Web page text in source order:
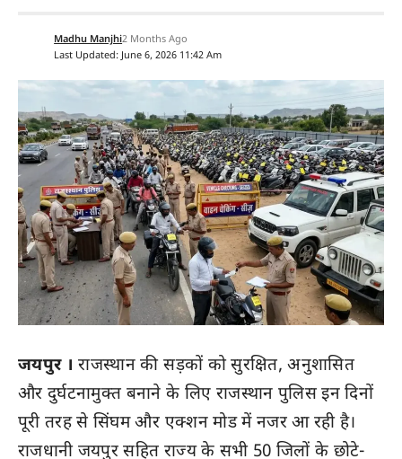
Last Updated: June 6, 2026 11:42 Am
Madhu Manjhi2 Months Ago
जयपुर । राजस्थान की सड़कों को सुरक्षित, अनुशासित
और दुर्घटनामुक्त बनाने के लिए राजस्थान पुलिस इन दिनों
पूरी तरह से सिंघम और एक्शन मोड में नजर आ रही है।
राजधानी जयपुर सहित राज्य के सभी 50 जिलों के छोटे-